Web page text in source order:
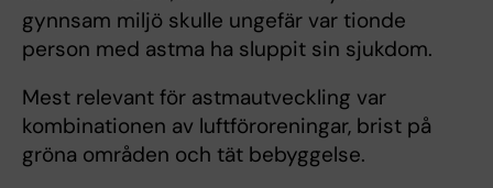
gynnsam miljö skulle ungefär var tionde
person med astma ha sluppit sin sjukdom.
Mest relevant för astmautveckling var
kombinationen av luftföroreningar, brist på
gröna områden och tät bebyggelse.